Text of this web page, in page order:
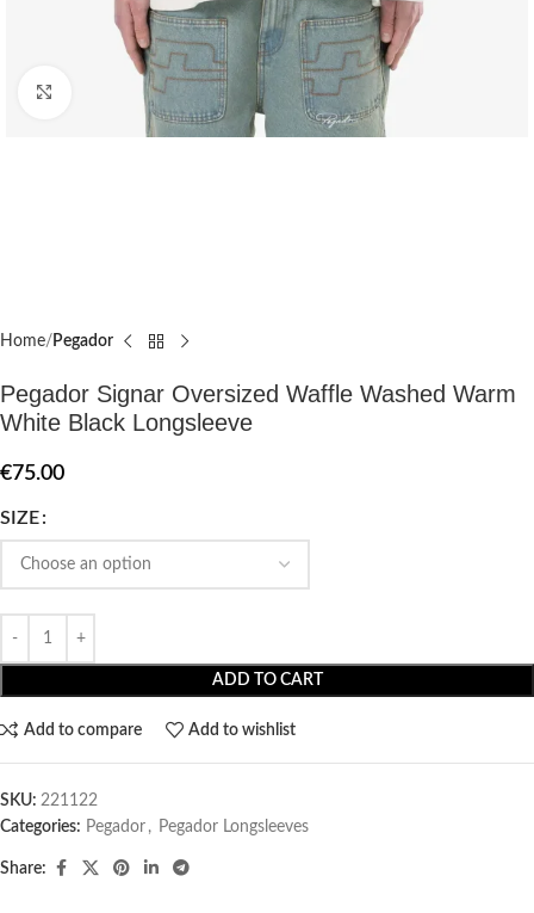
Click to enlarge
Home Pegador​
Pegador Signar Oversized Waffle Washed Warm
White Black Longsleeve
€75.00
SIZE
ADD TO CART
Add to compare Add to wishlist
SKU: 221122
Categories: Pegador​ , Pegador Longsleeves
Share: